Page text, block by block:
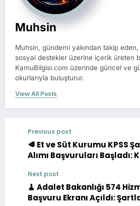
Muhsin
Muhsin, gündemi yakından takip eden,
sosyal destekler üzerine içerik üreten
KamuBilgisi.com üzerinde güncel ve
okurlarıyla buluşturur.
View All Posts
Previous post
🥩 Et ve Süt Kurumu KPSS
Alımı Başvuruları Başladı:
Next post
🧹 Adalet Bakanlığı 574
Başvuru Ekranı Açıldı: